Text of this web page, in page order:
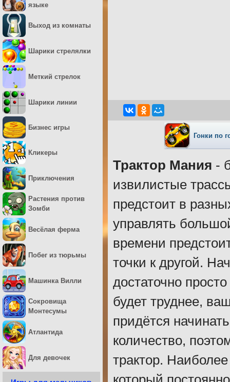
Гонки по
Трактор Мания -
извилистые
предстоит в
управлять
времени
точки к другой.
достаточно
будет труднее,
придётся
количество,
трактор.
языке
Выход из комнаты
Шарики стрелялки
Меткий стрелок
Шарики линии
Бизнес игры
Кликеры
Приключения
Растения против
Зомби
Весёлая ферма
Побег из тюрьмы
Машинка Вилли
Сокровища
Монтесумы
Атлантида
Для девочек